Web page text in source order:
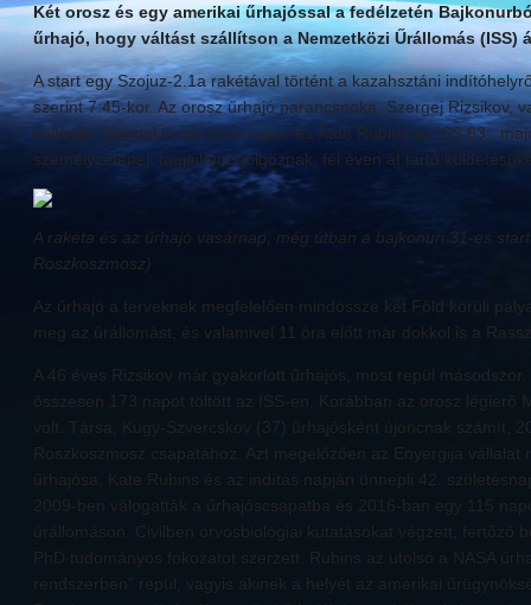
Két orosz és egy amerikai űrhajóssal a fedélzetén
űrhajó, hogy váltást szállítson a Nemzetközi Űrállomás (ISS)
A start egy Szojuz-2.1a rakétával történt a kazahsztáni
szerint 7:45-kor. Az orosz űrhajó parancsnoka, Szergej Rizsikov,
kollégái, Szergej Kugy-Szvercskov és Kate Rubins az ISS 63.,
személyzetének tagjaiként dolgoznak, fél éven át tartó
A rakéta és az űrhajó vasárnap, még útban a bajkonuri 31-es
Roszkoszmosz)
Az űrhajó a terveknek megfelelően mindössze két Föld körüli
meg az űrállomást, és valamivel 11 óra előtt már dokkol is a
A 46 éves Rizsikov már gyakorlott űrhajós, most repül
összesen 173 napot töltött az ISS-en. Korábban az orosz légierő
volt. Társa, Kugy-Szvercskov (37) űrhajósként újoncnak számít,
Roszkoszmosz csapatához. Azt megelőzően az Enyergija vállalat
űrhajósa, Kate Rubins és az indítás napján ünnepli 42.
2009-ben válogatták a űrhajóscsapatba és 2016-ban egy 115
űrállomáson. Civilben orvosbiológiai kutatásokat végzett, fertőző
PhD tudományos fokozatot szerzett. Rubins az utolsó a NASA
rendszerben” repül, vagyis akinek a helyét az amerikai